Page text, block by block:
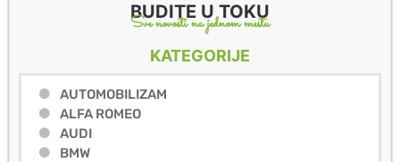
BUDITE U TOKU
Sve novosti na jednom mestu
KATEGORIJE
AUTOMOBILIZAM
ALFA ROMEO
AUDI
BMW